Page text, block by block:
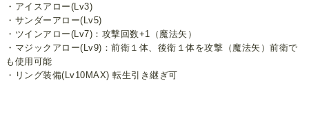
・アイスアロー(Lv3)
・サンダーアロー(Lv5)
・ツインアロー(Lv7)：攻撃回数+1（魔法矢）
・マジックアロー(Lv9)：前衛１体、後衛１体を攻撃（魔法矢）前衛で
も使用可能
・リング装備(Lv10MAX) 転生引き継ぎ可